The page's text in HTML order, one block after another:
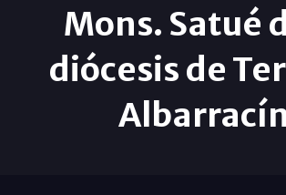
Mons. Satué
diócesis de
Albarracín